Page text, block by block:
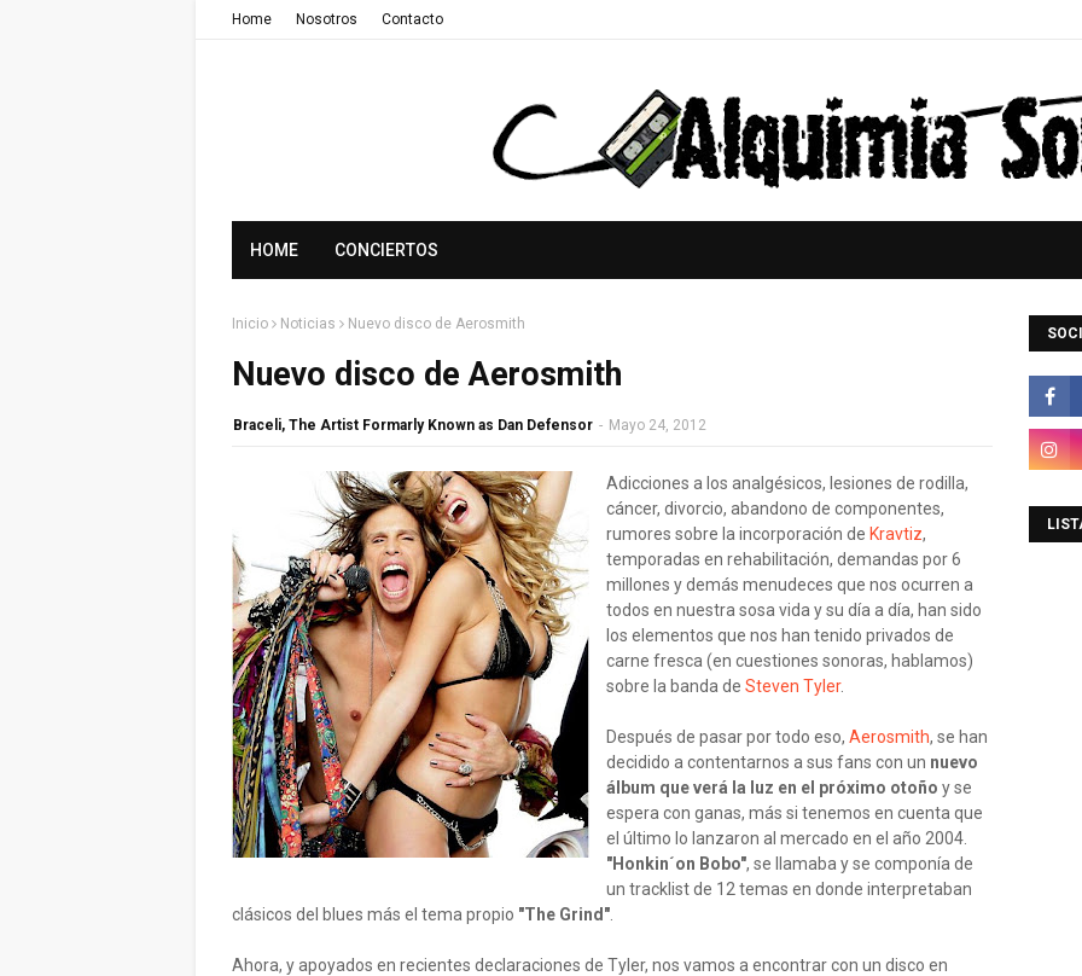
Home Nosotros Contacto
HOME CONCIERTOS
Inicio Noticias Nuevo disco de Aerosmith
Nuevo disco de Aerosmith
Braceli, The Artist Formarly Known as Dan Defensor - Mayo 24, 2012
Adicciones a los analgésicos, lesiones de rodilla,
cáncer, divorcio, abandono de componentes,
rumores sobre la incorporación de Kravtiz,
temporadas en rehabilitación, demandas por 6
millones y demás menudeces que nos ocurren a
todos en nuestra sosa vida y su día a día, han sido
los elementos que nos han tenido privados de
carne fresca (en cuestiones sonoras, hablamos)
sobre la banda de Steven Tyler.
Después de pasar por todo eso, Aerosmith, se han
decidido a contentarnos a sus fans con un nuevo
álbum que verá la luz en el próximo otoño y se
espera con ganas, más si tenemos en cuenta que
el último lo lanzaron al mercado en el año 2004.
"Honkin´on Bobo", se llamaba y se componía de
un tracklist de 12 temas en donde interpretaban
clásicos del blues más el tema propio "The Grind"
Ahora, y apoyados en recientes declaraciones de Tyler, nos vamos a encontrar con un disco en